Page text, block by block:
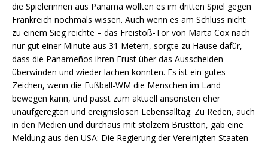
die Spielerinnen aus Panama wollten es im dritten Spiel gegen
Frankreich nochmals wissen. Auch wenn es am Schluss nicht
zu einem Sieg reichte – das Freistoß-Tor von Marta Cox nach
nur gut einer Minute aus 31 Metern, sorgte zu Hause dafür,
dass die Panameños ihren Frust über das Ausscheiden
überwinden und wieder lachen konnten. Es ist ein gutes
Zeichen, wenn die Fußball-WM die Menschen im Land
bewegen kann, und passt zum aktuell ansonsten eher
unaufgeregten und ereignislosen Lebensalltag. Zu Reden, auch
in den Medien und durchaus mit stolzem Brustton, gab eine
Meldung aus den USA: Die Regierung der Vereinigten Staaten